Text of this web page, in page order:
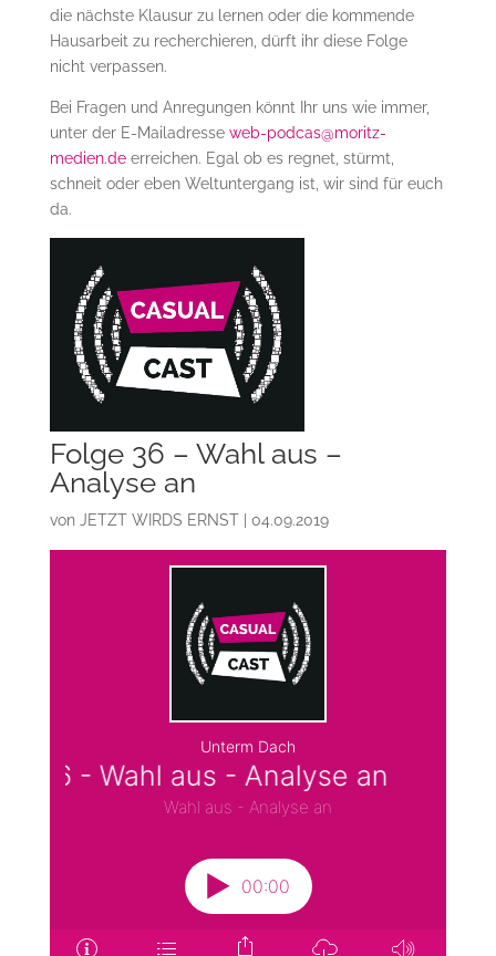
die nächste Klausur zu lernen oder die kommende
Hausarbeit zu recherchieren, dürft ihr diese Folge
nicht verpassen.
Bei Fragen und Anregungen könnt Ihr uns wie immer,
unter der E-Mailadresse web-podcas@moritz-
medien.deerreichen. Egal ob es regnet, stürmt,
schneit oder eben Weltuntergang ist, wir sind für euch
da.
Folge 36 – Wahl aus –
Analyse an
von JETZT WIRDS ERNST| 04.09.2019